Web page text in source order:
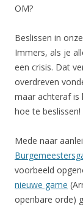
OM?
Beslissen in
Immers, als je
een crisis. Dat
overdreven
maar achteraf is
hoe te beslissen!
Mede naar
voorbeeld
nieuwe game
openbare orde)